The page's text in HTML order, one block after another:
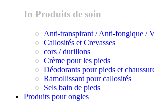
In Produits de soin
Anti-transpirant / Anti-fongique /
Callosités et Crevasses
cors / durillons
Crème pour les pieds
Déodorants pour pieds et
Ramollissant pour callosités
Sels bain de pieds
Produits pour ongles